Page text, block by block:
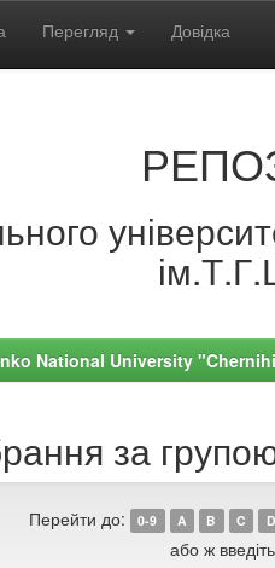
Перегляд Довідка
National University
за
Перейти до: 0-9 A B C D
або ж